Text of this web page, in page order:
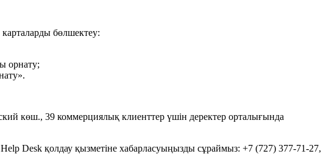
бөлшектеу:
орнату;
көш., 39 коммерциялық клиенттер үшін деректер орталығында
Desk қолдау қызметіне хабарласуыңызды сұраймыз: +7 (727) 377-71-27,